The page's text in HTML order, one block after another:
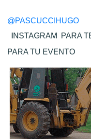
@PASCUCCIHUGO
INSTAGRAM
PARA
PARA TU EVENTO